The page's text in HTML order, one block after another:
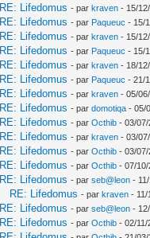
RE: Lifedomus - parkraven - 15/
RE: Lifedomus - par Paqueuc - 15/
RE: Lifedomus - parkraven - 15/
RE: Lifedomus - par Paqueuc - 15/
RE: Lifedomus - parkraven - 18/
RE: Lifedomus - par Paqueuc - 21/
RE: Lifedomus - parkraven - 05/
RE: Lifedomus - pardomotiqa - 05/
RE: Lifedomus - parOcthib - 03/
RE: Lifedomus - parkraven - 03/
RE: Lifedomus - parOcthib - 03/
RE: Lifedomus - parOcthib - 07/10/
RE: Lifedomus - parseb@leon -
RE: Lifedomus - parkraven - 11/
RE: Lifedomus - parseb@leon -
RE: Lifedomus - parOcthib - 02/11/